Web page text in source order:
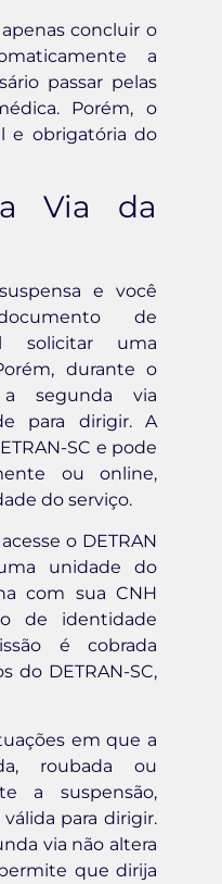
concluir o
a
passar pelas
Porém, o
e obrigatória do
Via da
e você
de
solicitar uma
durante o
a segunda via
para dirigir. A
SC e pode
ou online,
do serviço.
o DETRAN
unidade do
com sua CNH
de identidade
é cobrada
do DETRAN-SC,
em que a
roubada ou
a suspensão,
para dirigir.
via não altera
que dirija